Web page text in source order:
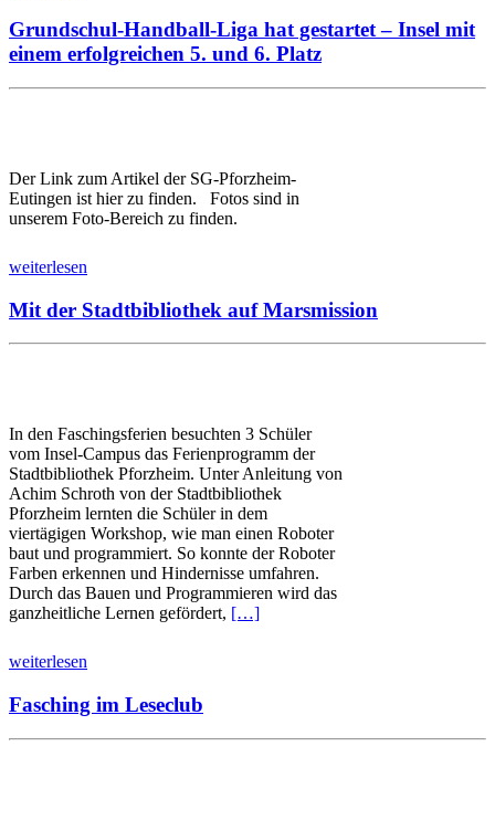
Grundschul-Handball-Liga hat gestartet – Insel mit
einem erfolgreichen 5. und 6. Platz
Der Link zum Artikel der SG-Pforzheim-
Eutingen ist hier zu finden. Fotos sind in
unserem Foto-Bereich zu finden.
weiterlesen
Mit der Stadtbibliothek auf Marsmission
In den Faschingsferien besuchten 3 Schüler
vom Insel-Campus das Ferienprogramm der
Stadtbibliothek Pforzheim. Unter Anleitung von
Achim Schroth von der Stadtbibliothek
Pforzheim lernten die Schüler in dem
viertägigen Workshop, wie man einen Roboter
baut und programmiert. So konnte der Roboter
Farben erkennen und Hindernisse umfahren.
Durch das Bauen und Programmieren wird das
ganzheitliche Lernen gefördert, […]
weiterlesen
Fasching im Leseclub